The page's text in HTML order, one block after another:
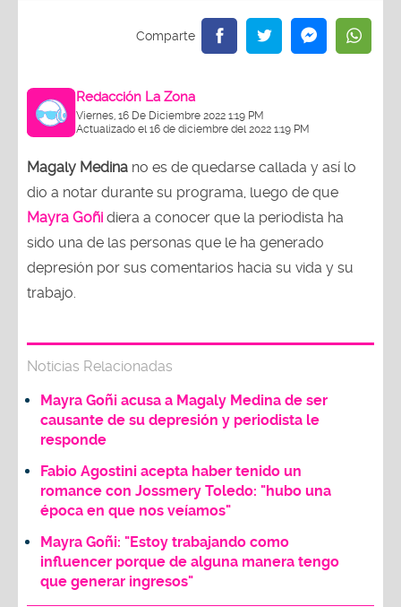
Redacción La Zona
Viernes, 16 De Diciembre 2022 1:19 PM
Actualizado el 16 de diciembre del 2022 1:19 PM
Magaly Medina no es de quedarse callada y así lo
dio a notar durante su programa, luego de que
Mayra Goñi diera a conocer que la periodista ha
sido una de las personas que le ha generado
depresión por sus comentarios hacia su vida y su
trabajo.
Noticias Relacionadas
Mayra Goñi acusa a Magaly Medina de ser
causante de su depresión y periodista le
responde
Fabio Agostini acepta haber tenido un
romance con Jossmery Toledo: "hubo una
época en que nos veíamos"
Mayra Goñi: "Estoy trabajando como
influencer porque de alguna manera tengo
que generar ingresos"